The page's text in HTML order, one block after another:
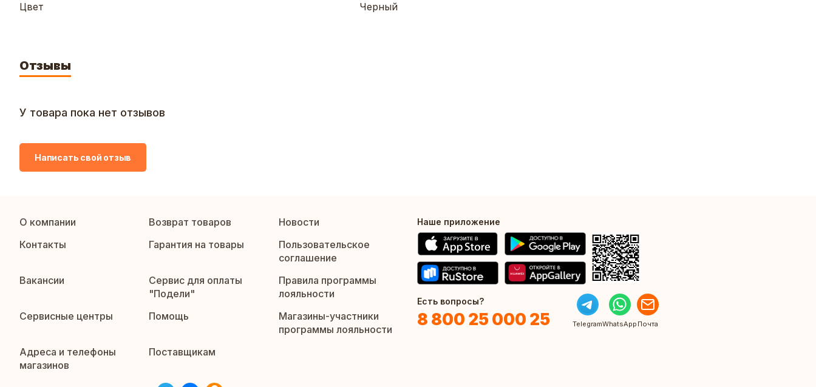
Цвет
Черный
Отзывы
У товара пока нет отзывов
Написать свой отзыв
О компании Возврат товаров
Новости
Контакты
Гарантия на товары
Пользовательское
соглашение
Вакансии
Сервис для оплаты
"Подели"
Правила программы
лояльности
Сервисные центры
Помощь
Магазины-участники
программы лояльности
Адреса и телефоны
магазинов
Поставщикам
Наше приложение
Есть вопросы?
8 800 25 000 25 TelegramWhatsApp Почта